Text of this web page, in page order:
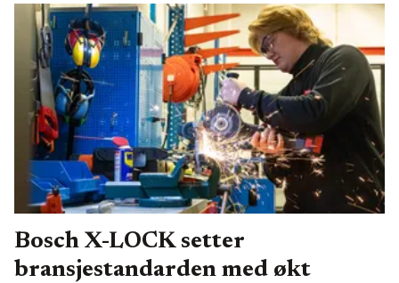
Bosch X-LOCK setter
bransjestandarden med økt